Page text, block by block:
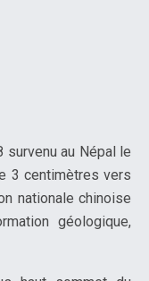
au Népal le
3 centimètres vers
nationale chinoise
géologique,